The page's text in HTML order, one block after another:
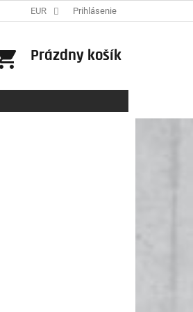
EUR Prihlásenie
NÁKUPNÝ
Prázdny košík